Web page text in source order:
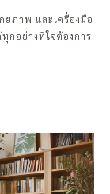
ภาพ และเครื่องมือ
กอย่างที่ใจต้องการ